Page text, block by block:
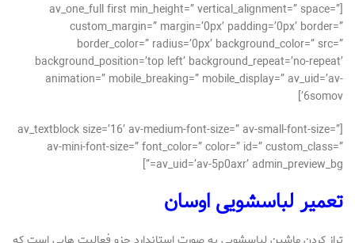
[av_one_full first min_height=” vertical_alignment=” space=”
custom_margin=” margin=’0px’ padding=’0px’ border=”
border_color=” radius=’0px’ background_color=” src=”
background_position=’top left’ background_repeat=’no-repeat’
animation=” mobile_breaking=” mobile_display=” av_uid=’av-
6somov’]
[av_textblock size=’16’ av-medium-font-size=” av-small-font-size=”
av-mini-font-size=” font_color=” color=” id=” custom_class=”
av_uid=’av-5p0axr’ admin_preview_bg=”]
تعمیر لباسشویی اوسان